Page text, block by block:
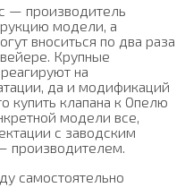
— производитель
модели, а
вноситься по два раза
Крупные
на
да и модификаций
купить клапана к Опелю
модели все,
с заводским
производителем.